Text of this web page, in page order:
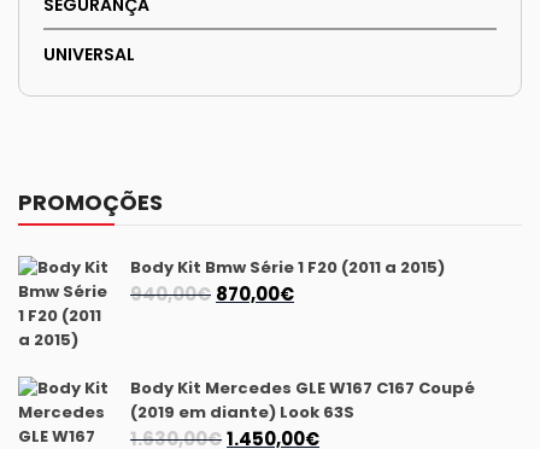
UNIVERSAL
PROMOÇÕES
Body Kit Bmw Série 1 F20 (2011 a 2015)
940,00€ O
era:
940,00€.
870,00€O
é:
870,00€.
Body Kit Mercedes GLE W167 C167 Coupé
(2019 em diante) Look 63S
1.630,00€O
1.450,00€O